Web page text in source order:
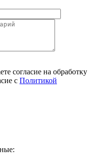
согласие на обработку
с Политикой